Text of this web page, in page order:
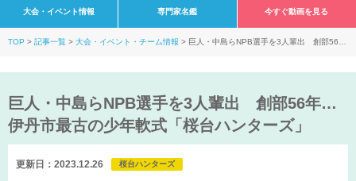
大会・イベント情報 専門家名鑑 今すぐ動画を見る
TOP 記事一覧 大会・イベント・チーム情報
巨人・中島らNPB選手を3人輩出 創部56
巨人・中島らNPB選手を3人輩出 創部56年…
伊丹市最古の少年軟式「桜台ハンターズ」
更新日：2023.12.26 桜台ハンターズ